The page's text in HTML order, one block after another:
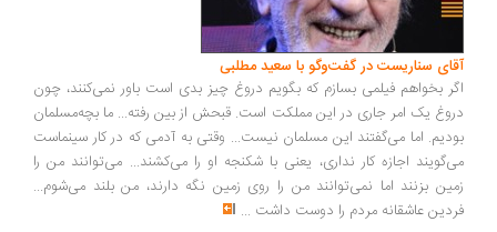
سناریست در گفت‌وگو با سعید مطلبی
بخواهم فیلمی بسازم که بگویم دروغ چیز بدی است باور نمی‌کنند، چون
یک امر جاری در این مملکت است. قبحش از بین رفته... ما بچه‌مسلمان
اما می‌گفتند این مسلمان نیست... وقتی به آدمی که در کار سینماست
اجازه کار نداری، یعنی با شکنجه او را می‌کشند... می‌توانند من را
بزنند اما نمی‌توانند من را روی زمین نگه دارند، من بلند می‌شوم...
عاشقانه مردم را دوست داشت ...